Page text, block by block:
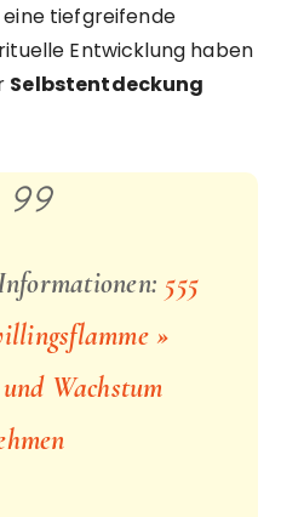
tiefgreifende
Entwicklung haben
Selbstentdeckung
555
»
Wachstum